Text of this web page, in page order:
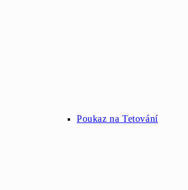
Poukaz na Tetování